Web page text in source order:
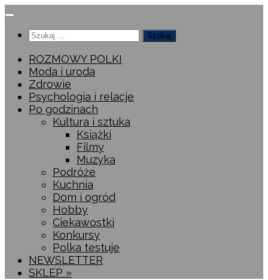
Przeskocz
treściSzukaj:
ROZMOWY POLKI
Moda i uroda
Zdrowie
Psychologia i relacje
Po godzinach
Kultura i sztuka
Książki
Filmy
Muzyka
Podróże
Kuchnia
Dom i ogród
Hobby
Ciekawostki
Konkursy
Polka testuje
NEWSLETTER
SKLEP »